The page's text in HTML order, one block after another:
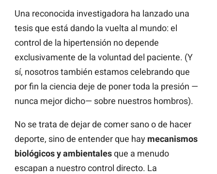
Una reconocida investigadora ha lanzado una
tesis que está dando la vuelta al mundo: el
control de la hipertensión no depende
exclusivamente de la voluntad del paciente. (Y
sí, nosotros también estamos celebrando que
por fin la ciencia deje de poner toda la presión —
nunca mejor dicho— sobre nuestros hombros).
No se trata de dejar de comer sano o de hacer
deporte, sino de entender que hay mecanismos
biológicos y ambientalesque a menudo
escapan a nuestro control directo. La